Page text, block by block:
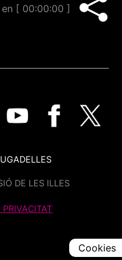
en [ 00:00:00 ]
DE LES ILLES
PRIVACITAT
Cookies